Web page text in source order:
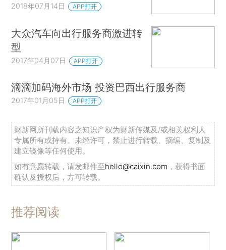
2018年07月14日 APP打开
大众汽车向出行服务商激进转
型
2017年04月07日 APP打开
滴滴加码海外市场 投资巴西出行服务商
2017年01月05日 APP打开
财新网所刊载内容之知识产权为财新传媒及/或相关权利人
专属所有或持有。未经许可，禁止进行转载、摘编、复制及
建立镜像等任何使用。
如有意愿转载，请发邮件至hello@caixin.com ，获得书面
确认及授权后，方可转载。
推荐阅读